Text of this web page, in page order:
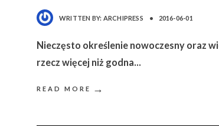
WRITTEN BY: ARCHIPRESS • 2016-06-01
Nieczęsto określenie nowoczesny oraz
rzecz więcej niż godna...
READ MORE →